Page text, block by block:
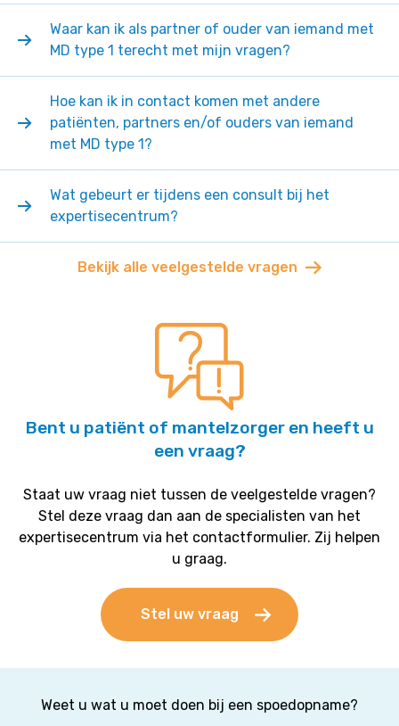
Waar kan ik als partner of ouder van iemand met
MD type 1 terecht met mijn vragen?
Hoe kan ik in contact komen met andere
patiënten, partners en/of ouders van iemand
met MD type 1?
Wat gebeurt er tijdens een consult bij het
expertisecentrum?
Bekijk alle veelgestelde vragen
Bent u patiënt of mantelzorger en heeft u
een vraag?
Staat uw vraag niet tussen de veelgestelde vragen?
Stel deze vraag dan aan de specialisten van het
expertisecentrum via het contactformulier. Zij helpen
u graag.
Stel uw vraag
Weet u wat u moet doen bij een spoedopname?